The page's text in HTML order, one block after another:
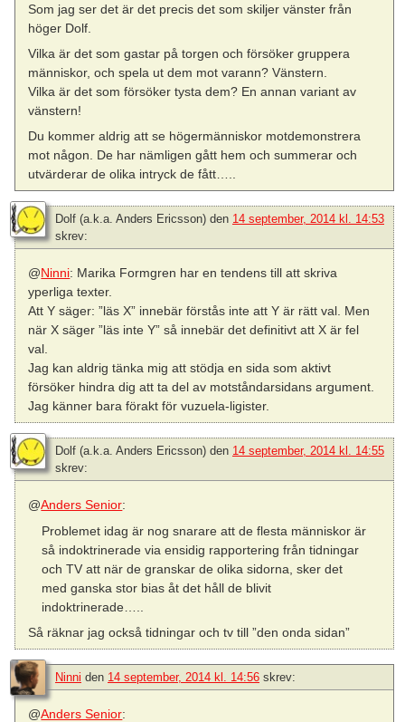
Som jag ser det är det precis det som skiljer vänster från
höger Dolf.
Vilka är det som gastar på torgen och försöker gruppera
människor, och spela ut dem mot varann? Vänstern.
Vilka är det som försöker tysta dem? En annan variant av
vänstern!
Du kommer aldrig att se högermänniskor motdemonstrera
mot någon. De har nämligen gått hem och summerar och
utvärderar de olika intryck de fått…..
Dolf (a.k.a. Anders Ericsson) den 14 september, 2014 kl. 14:53
skrev:
@Ninni: Marika Formgren har en tendens till att skriva
yperliga texter.
Att Y säger: ”läs X” innebär förstås inte att Y är rätt val. Men
när X säger ”läs inte Y” så innebär det definitivt att X är fel
val.
Jag kan aldrig tänka mig att stödja en sida som aktivt
försöker hindra dig att ta del av motståndarsidans argument.
Jag känner bara förakt för vuzuela-ligister.
Dolf (a.k.a. Anders Ericsson) den 14 september, 2014 kl. 14:55
skrev:
@Anders Senior:
Problemet idag är nog snarare att de flesta människor är
så indoktrinerade via ensidig rapportering från tidningar
och TV att när de granskar de olika sidorna, sker det
med ganska stor bias åt det håll de blivit
indoktrinerade…..
Så räknar jag också tidningar och tv till ”den onda sidan”
Ninni den 14 september, 2014 kl. 14:56 skrev:
@Anders Senior: